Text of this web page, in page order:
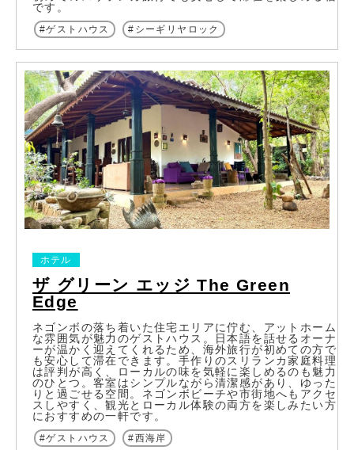
です。
ゲストハウス シーギリヤロック
ザ グリーン エッジ The Green
Edge
ホテル
ネゴンボの落ち着いた住宅エリアに佇む、アットホーム
な雰囲気が魅力のゲストハウス。日本語を話せるオーナ
ーが温かく迎えてくれるため、海外旅行が初めての方で
も安心して滞在できます。手作りのスリランカ家庭料理
は評判が高く、ローカルの味を気軽に楽しめるのも魅力
のひとつ。客室はシンプルながら清潔感があり、ゆった
りと過ごせる空間。ネゴンボビーチや市街地へもアクセ
スしやすく、観光とローカル体験の両方を楽しみたい方
におすすめの一軒です。
ゲストハウス 西海岸